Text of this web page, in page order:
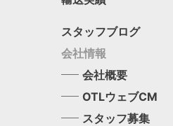
スタッフブログ
会社情報
会社概要
OTLウェブCM
スタッフ募集